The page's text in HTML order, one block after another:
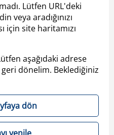
Lütfen URL'deki
veya aradığınızı
için site haritamızı
aşağıdaki adrese
dönelim. Beklediğiniz
dön